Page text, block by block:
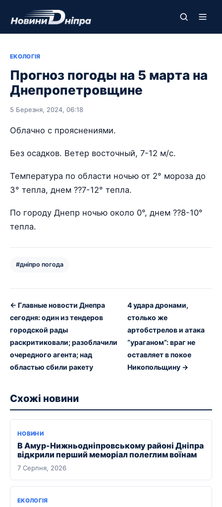
ЕКОЛОГІЯ
Прогноз погоды на 5 марта на
Днепропетровщине
5 Березня, 2024, 06:18
Облачно с прояснениями.
Без осадков. Ветер восточный, 7-12 м/с.
Температура по области ночью от 2° мороза до
3° тепла, днем ??7-12° тепла.
По городу Днепр ночью около 0°, днем ??8-10°
тепла.
#дніпро погода
← Главные новости Днепра
сегодня: один из тендеров
городской рады
раскритиковали; разоблачили
очередного агента; над
областью сбили ракету
4 удара дронами,
столько же
артобстрелов и атака
“ураганом”: враг не
оставляет в покое
Никопольщину →
Схожі новини
НОВИНИ
В Амур-Нижньодніпровському районі Дніпра
відкрили перший меморіал полеглим воїнам
7 Серпня, 2026
ЕКОЛОГІЯ